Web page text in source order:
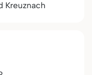
Kreuznach